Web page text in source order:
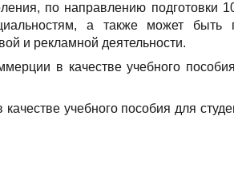
по направлению подготовки
а также может быть
и рекламной деятельности.
в качестве учебного
учебного пособия для